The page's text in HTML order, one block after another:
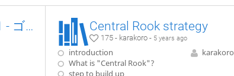
菅井流やんちゃ振り飛車 - 01 - ゴキゲン中飛車vs.急戦 Central Rook strategy
175 - karakoro - 5 years ago
introduction
What is "Central Rook"?
step to build up
karakoro